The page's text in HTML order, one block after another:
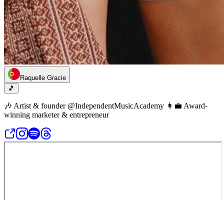
Raquelle Gracie
🎵
🎶 Artist & founder @IndependentMusicAcademy 👩‍💼 Award-
winning marketer & entrepreneur